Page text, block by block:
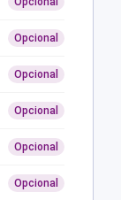
Opcional
Opcional
Opcional
Opcional
Opcional